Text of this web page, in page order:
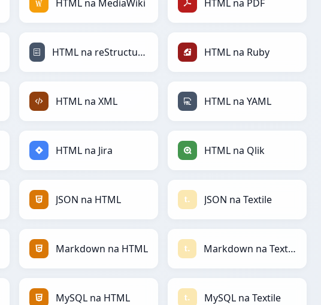
HTML na MediaWiki HTML na PDF
HTML na reStructuredText HTML na Ruby
HTML na XML HTML na YAML
HTML na Jira HTML na Qlik
JSON na HTML JSON na Textile
Markdown na HTML Markdown na Textile
MySQL na HTML MySQL na Textile